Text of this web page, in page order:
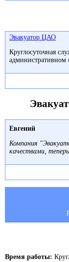
Эвакуатор ЦАО
Круглосуточная
административном
Евгений
Компания
качествами,
Время работы: